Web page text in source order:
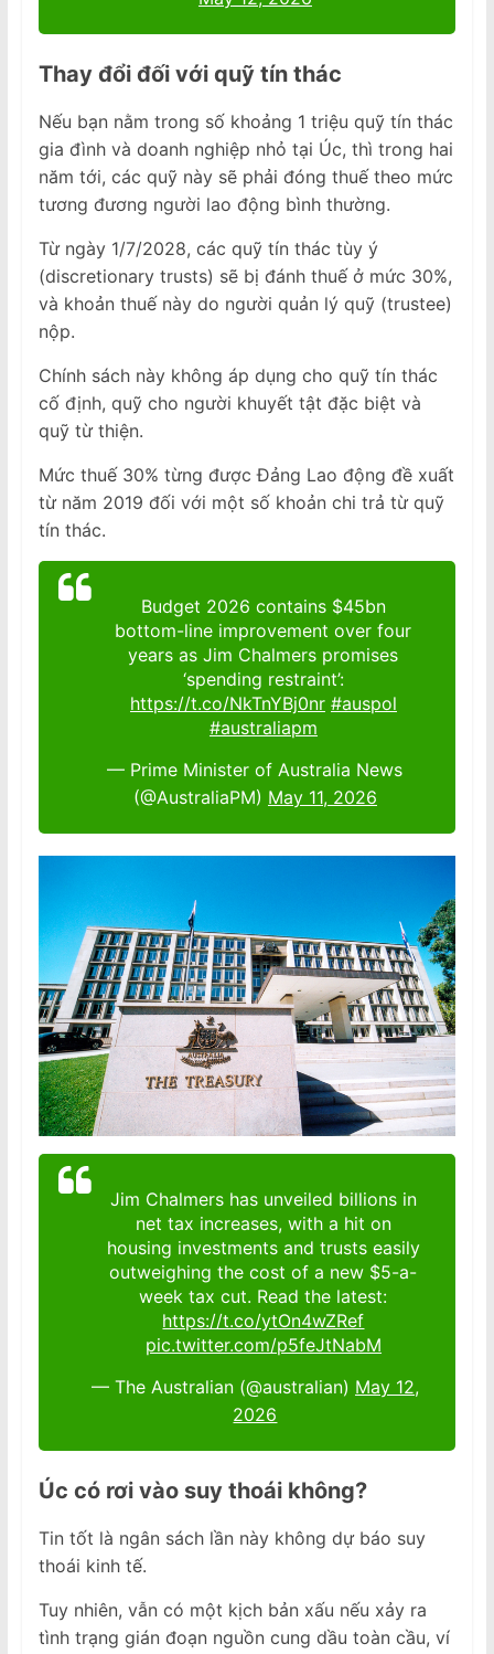
Thay đổi đối với quỹ tín thác
Nếu bạn nằm trong số khoảng 1 triệu quỹ tín thác
gia đình và doanh nghiệp nhỏ tại Úc, thì trong hai
năm tới, các quỹ này sẽ phải đóng thuế theo mức
tương đương người lao động bình thường.
Từ ngày 1/7/2028, các quỹ tín thác tùy ý
(discretionary trusts) sẽ bị đánh thuế ở mức 30%,
và khoản thuế này do người quản lý quỹ (trustee)
nộp.
Chính sách này không áp dụng cho quỹ tín thác
cố định, quỹ cho người khuyết tật đặc biệt và
quỹ từ thiện.
Mức thuế 30% từng được Đảng Lao động đề xuất
từ năm 2019 đối với một số khoản chi trả từ quỹ
tín thác.
Budget 2026 contains $45bn
bottom-line improvement over four
years as Jim Chalmers promises
‘spending restraint’:
https://t.co/NkTnYBj0nr #auspol
#australiapm
— Prime Minister of Australia News
(@AustraliaPM) May 11, 2026
Jim Chalmers has unveiled billions in
net tax increases, with a hit on
housing investments and trusts easily
outweighing the cost of a new $5-a-
week tax cut. Read the latest:
https://t.co/ytOn4wZRef
pic.twitter.com/p5feJtNabM
— The Australian (@australian) May 12,
2026
Úc có rơi vào suy thoái không?
Tin tốt là ngân sách lần này không dự báo suy
thoái kinh tế.
Tuy nhiên, vẫn có một kịch bản xấu nếu xảy ra
tình trạng gián đoạn nguồn cung dầu toàn cầu, ví